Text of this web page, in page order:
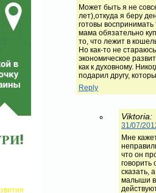
Может быть я не
лет),откуда я беру
готовы воспринимать
мама обязательно
то, что лежит в
Но как-то не
экономическое
как к духовному.
подарил другу,
Reply
Viktoria:
31/07/
Мне
что он
говорить
сказать,
малыши